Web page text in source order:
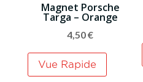
Magnet Porsche
Targa – Orange
4,50€
Vue Rapide